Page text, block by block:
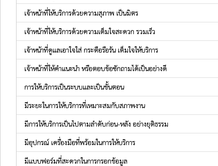
เจ้าหน้าที่ให้บริการด้วยความสุภาพ เป็นมิตร
เจ้าหน้าที่ให้บริการด้วยความเต็มใจสะดวก รวมเร็ว
เจ้าหน้าที่ดูแลเอาใจใส่ กระตือรือร้น เต็มใจให้บริการ
เจ้าหน้าที่ให้คำแนะนำ หรือตอบข้อซักถามได้เป็นอย่างดี
การให้บริการเป็นระบบและเป็นขั้นตอน
มีระยะในการให้บริการที่เหมาะสมกับสภาพงาน
มีการให้บริการเป็นไปตามลำดับก่อน-หลัง อย่างยุติธรรม
มีอุปกรณ์ เครื่องมือที่พร้อมในการให้บริการ
มีแบบฟอร์มที่สะดวกในการกรอกข้อมูล